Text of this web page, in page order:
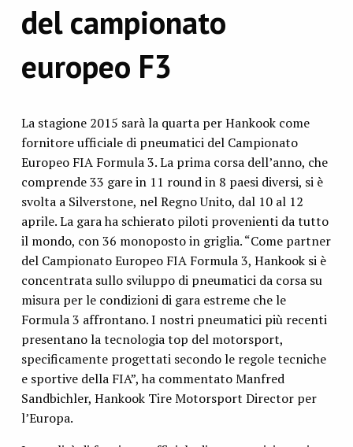
del campionato
europeo F3
La stagione 2015 sarà la quarta per Hankook come
fornitore ufficiale di pneumatici del Campionato
Europeo FIA Formula 3. La prima corsa dell’anno, che
comprende 33 gare in 11 round in 8 paesi diversi, si è
svolta a Silverstone, nel Regno Unito, dal 10 al 12
aprile. La gara ha schierato piloti provenienti da tutto
il mondo, con 36 monoposto in griglia. “Come partner
del Campionato Europeo FIA Formula 3, Hankook si è
concentrata sullo sviluppo di pneumatici da corsa su
misura per le condizioni di gara estreme che le
Formula 3 affrontano. I nostri pneumatici più recenti
presentano la tecnologia top del motorsport,
specificamente progettati secondo le regole tecniche
e sportive della FIA”, ha commentato Manfred
Sandbichler, Hankook Tire Motorsport Director per
l’Europa.